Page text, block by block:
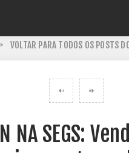
VOLTAR PARA TODOS OS POSTS
NA SEGS: